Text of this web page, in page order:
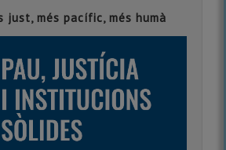
just, més pacífic, més humà